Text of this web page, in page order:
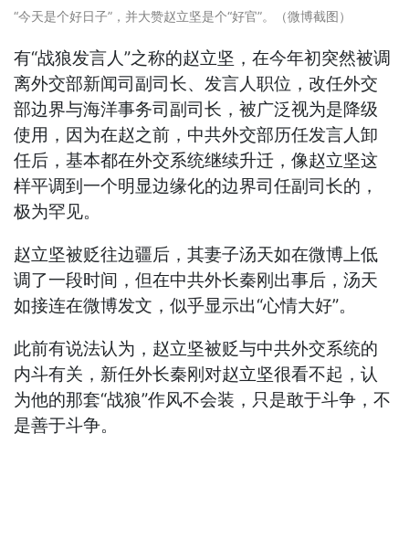
“今天是个好日子”，并大赞赵立坚是个“好官”。（微博截图）
有“战狼发言人”之称的赵立坚，在今年初突然被调
离外交部新闻司副司长、发言人职位，改任外交
部边界与海洋事务司副司长，被广泛视为是降级
使用，因为在赵之前，中共外交部历任发言人卸
任后，基本都在外交系统继续升迁，像赵立坚这
样平调到一个明显边缘化的边界司任副司长的，
极为罕见。
赵立坚被贬往边疆后，其妻子汤天如在微博上低
调了一段时间，但在中共外长秦刚出事后，汤天
如接连在微博发文，似乎显示出“心情大好”。
此前有说法认为，赵立坚被贬与中共外交系统的
内斗有关，新任外长秦刚对赵立坚很看不起，认
为他的那套“战狼”作风不会装，只是敢于斗争，不
是善于斗争。